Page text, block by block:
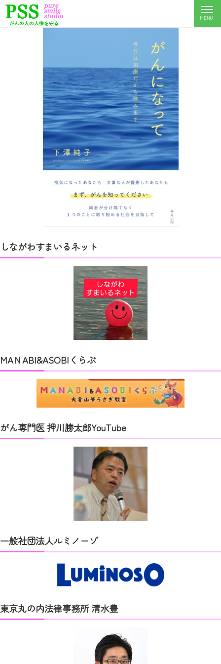
しながわすまいるネット
MAＮABI&ASOBIくらぶ
がん専門医 押川勝太郎YouTube
一般社団法人ルミノーゾ
東京丸の内法律事務所 清水豊